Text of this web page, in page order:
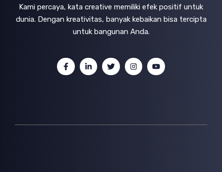
Kami percaya, kata creative memiliki efek positif untuk
dunia. Dengan kreativitas, banyak kebaikan bisa tercipta
untuk bangunan Anda.